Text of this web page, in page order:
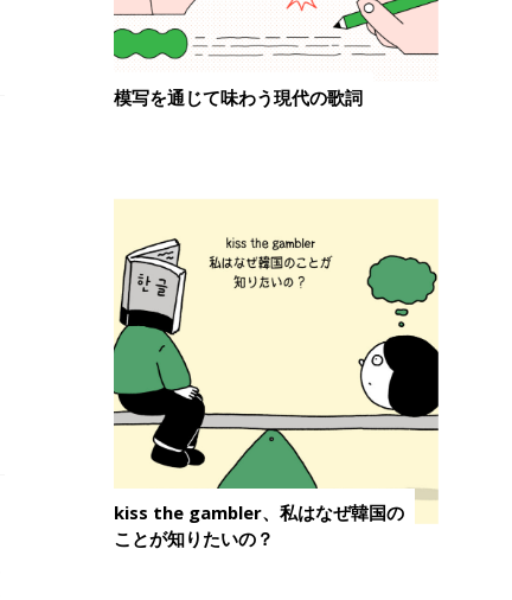
模写を通じて味わう現代の歌詞
kiss the gambler、私はなぜ韓国の
ことが知りたいの？